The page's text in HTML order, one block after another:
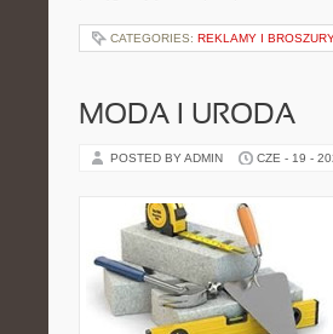
CATEGORIES: REKLAMY I
MODA I URODA
POSTED BY ADMIN CZE - 19 -